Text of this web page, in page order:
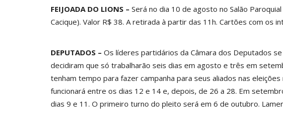
FEIJOADA DO LIONS – Será no dia 10 de agosto no Salão
Cacique). Valor R$ 38. A retirada à partir das 11h. Cartões com os
DEPUTADOS – Os líderes partidários da Câmara dos Deputados
decidiram que só trabalharão seis dias em agosto e três em
tenham tempo para fazer campanha para seus aliados nas eleições
funcionará entre os dias 12 e 14 e, depois, de 26 a 28. Em
dias 9 e 11. O primeiro turno do pleito será em 6 de outubro.